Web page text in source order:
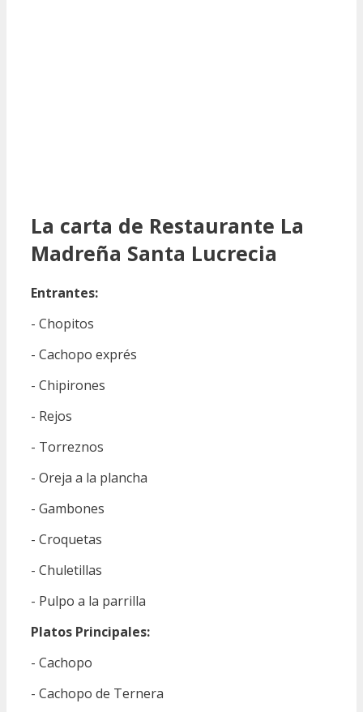
La carta de Restaurante La
Madreña Santa Lucrecia
Entrantes:
- Chopitos
- Cachopo exprés
- Chipirones
- Rejos
- Torreznos
- Oreja a la plancha
- Gambones
- Croquetas
- Chuletillas
- Pulpo a la parrilla
Platos Principales:
- Cachopo
- Cachopo de Ternera